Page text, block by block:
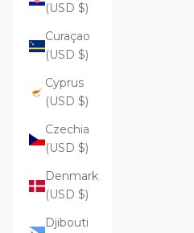
(USD $)
Curaçao
(USD $)
Cyprus
(USD $)
Czechia
(USD $)
Denmark
(USD $)
Djibouti